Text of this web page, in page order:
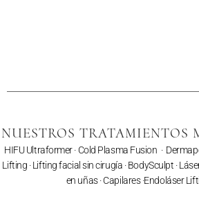
NUESTROS TRATAMIENTOS
HIFU Ultraformer· Cold Plasma Fusion ·
Lifting ·Lifting facial sin cirugía ·BodySculpt ·
en uñas ·Capilares·Endoláser